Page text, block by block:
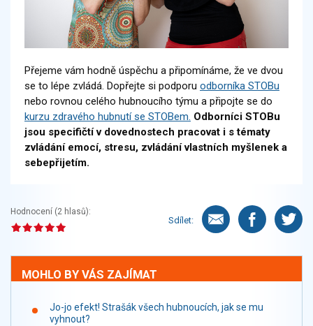
Přejeme vám hodně úspěchu a připomínáme, že ve dvou
se to lépe zvládá. Dopřejte si podporu odborníka STOBu
nebo rovnou celého hubnoucího týmu a připojte se do
kurzu zdravého hubnutí se STOBem. Odborníci STOBu
jsou specifičtí v dovednostech pracovat i s tématy
zvládání emocí, stresu, zvládání vlastních myšlenek a
sebepřijetím.
Hodnocení (2 hlasů):
Sdílet:
MOHLO BY VÁS ZAJÍMAT
Jo-jo efekt! Strašák všech hubnoucích, jak se mu
vyhnout?